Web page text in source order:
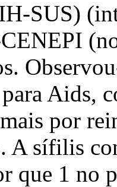
SUS)
Aids,
por
A sífilis
que 1 no